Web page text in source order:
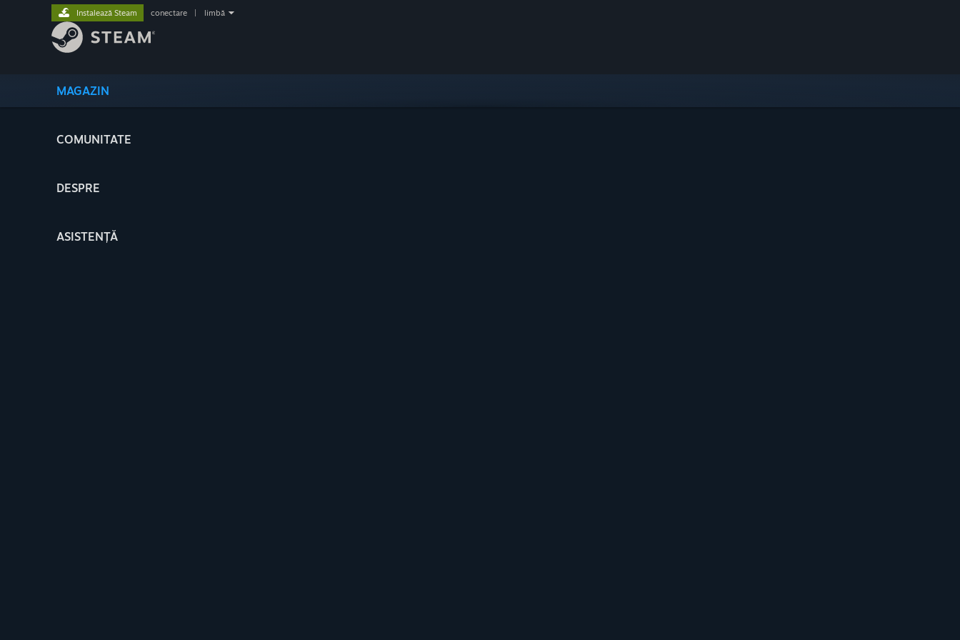
MAGAZIN
COMUNITATE
DESPRE
ASISTENȚĂ
Instalează Steam conectare limbă